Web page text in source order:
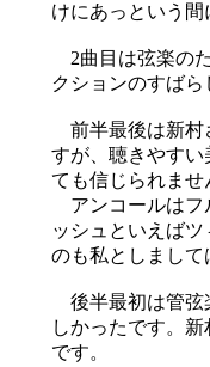
けにあっという間
2曲目は弦楽の
クションのすば
前半最後は新村
すが、聴きやす
ても信じられませ
アンコールはフ
ッシュといえば
のも私としまして
後半最初は管弦
しかったです。
です。